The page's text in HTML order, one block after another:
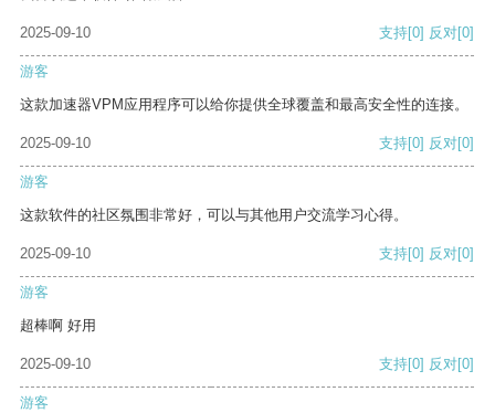
2025-09-10 支持[0] 反对[0]
游客
这款加速器VPM应用程序可以给你提供全球覆盖和最高安全性的连接。
2025-09-10 支持[0] 反对[0]
游客
这款软件的社区氛围非常好，可以与其他用户交流学习心得。
2025-09-10 支持[0] 反对[0]
游客
超棒啊 好用
2025-09-10 支持[0] 反对[0]
游客